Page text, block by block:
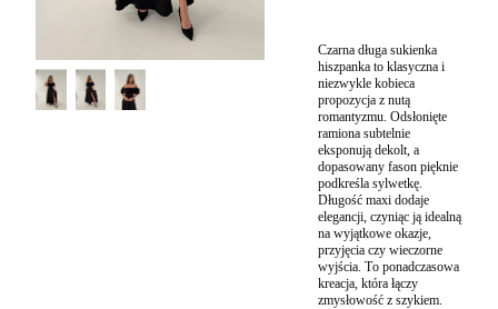
Czarna długa sukienka
hiszpanka to klasyczna i
niezwykle kobieca
propozycja z nutą
romantyzmu. Odsłonięte
ramiona subtelnie
eksponują dekolt, a
dopasowany fason pięknie
podkreśla sylwetkę.
Długość maxi dodaje
elegancji, czyniąc ją idealną
na wyjątkowe okazje,
przyjęcia czy wieczorne
wyjścia. To ponadczasowa
kreacja, która łączy
zmysłowość z szykiem.